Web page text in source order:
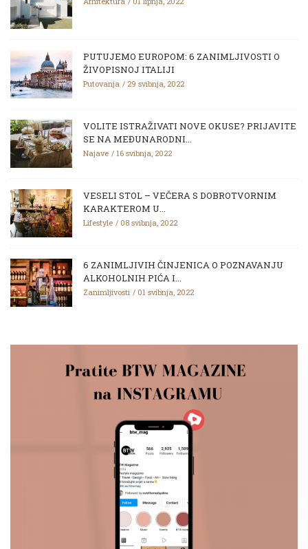
PUTUJEMO EUROPOM: 6 ZANIMLJIVOSTI O
ŽIVOPISNOJ ITALIJI
Putovanja 29 svibnja, 2022
VOLITE ISTRAŽIVATI NOVE OKUSE? PRIJAVITE
SE NA MEĐUNARODNI...
Najave 16 svibnja, 2022
VESELI STOL – VEČERA S DOBROTVORNIM
KARAKTEROM U...
Lifestyle 08 svibnja, 2022
6 ZANIMLJIVIH ČINJENICA O POZNAVANJU
ALKOHOLNIH PIĆA I...
Zanimljivosti 01 svibnja, 2022